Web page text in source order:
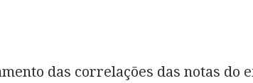
das correlações das notas do